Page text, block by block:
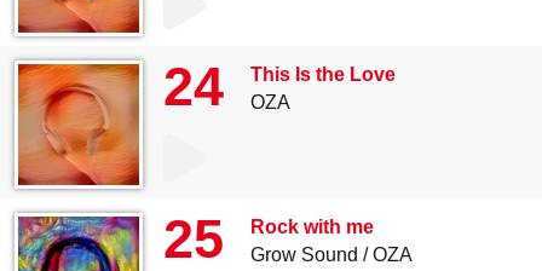
24
This Is the Love
OZA
25
Rock with me
Grow Sound
OZA